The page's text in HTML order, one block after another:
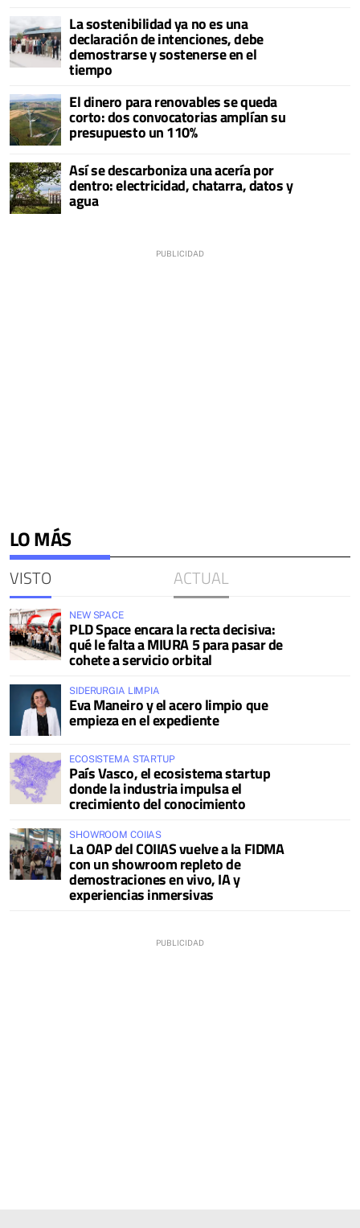
La sostenibilidad ya no es una
declaración de intenciones, debe
demostrarse y sostenerse en el
tiempo
El dinero para renovables se queda
corto: dos convocatorias amplían su
presupuesto un 110%
Así se descarboniza una acería por
dentro: electricidad, chatarra, datos y
agua
LO MÁS
VISTO ACTUAL
NEW SPACE
PLD Space encara la recta decisiva:
qué le falta a MIURA 5 para pasar de
cohete a servicio orbital
SIDERURGIA LIMPIA
Eva Maneiro y el acero limpio que
empieza en el expediente
ECOSISTEMA STARTUP
País Vasco, el ecosistema startup
donde la industria impulsa el
crecimiento del conocimiento
SHOWROOM COIIAS
La OAP del COIIAS vuelve a la FIDMA
con un showroom repleto de
demostraciones en vivo, IA y
experiencias inmersivas